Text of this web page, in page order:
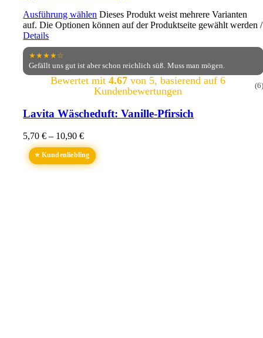
Ausführung wählen Dieses Produkt weist mehrere Varianten
auf. Die Optionen können auf der Produktseite gewählt werden/
Details
★★★★☆
Gefällt uns gut ist aber schon reichlich süß. Muss man mögen.
Bewertet mit 4.67von 5, basierend auf 6
Kundenbewertungen
(6)
Lavita Wäscheduft: Vanille-Pfirsich
5,70€ – 10,90€
⭐ Kundenliebling